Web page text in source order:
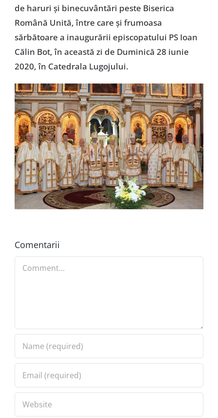
de haruri și binecuvântări peste Biserica
Română Unită, între care și frumoasa
sărbătoare a inaugurării episcopatului PS Ioan
Călin Bot, în această zi de Duminică 28 iunie
2020, în Catedrala Lugojului.
Comentarii
Comment